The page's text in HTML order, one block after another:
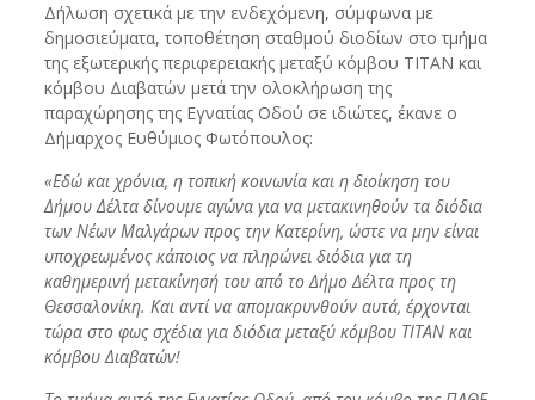
Δήλωση σχετικά με την ενδεχόμενη, σύμφωνα με
δημοσιεύματα, τοποθέτηση σταθμού διοδίων στο τμήμα
της εξωτερικής περιφερειακής μεταξύ κόμβου ΤΙΤΑΝ και
κόμβου Διαβατών μετά την ολοκλήρωση της
παραχώρησης της Εγνατίας Οδού σε ιδιώτες, έκανε ο
Δήμαρχος Ευθύμιος Φωτόπουλος:
«Εδώ και χρόνια, η τοπική κοινωνία και η διοίκηση του
Δήμου Δέλτα δίνουμε αγώνα για να μετακινηθούν τα διόδια
των Νέων Μαλγάρων προς την Κατερίνη, ώστε να μην είναι
υποχρεωμένος κάποιος να πληρώνει διόδια για τη
καθημερινή μετακίνησή του από το Δήμο Δέλτα προς τη
Θεσσαλονίκη. Και αντί να απομακρυνθούν αυτά, έρχονται
τώρα στο φως σχέδια για διόδια μεταξύ κόμβου ΤΙΤΑΝ και
κόμβου Διαβατών!